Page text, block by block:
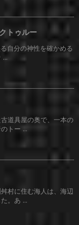
トゥルー
自分の神性を確かめる
...
道具屋の奥で、一本の
トー ...
村に住む海人は、海辺
。あ ...